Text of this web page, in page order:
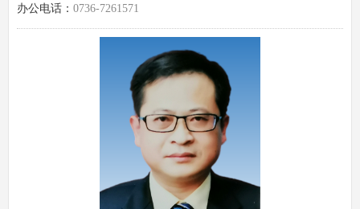
办公电话： 0736-7261571